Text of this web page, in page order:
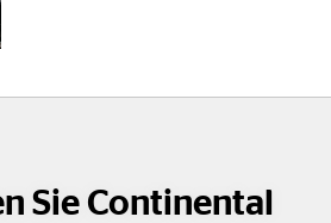
Sie Continental